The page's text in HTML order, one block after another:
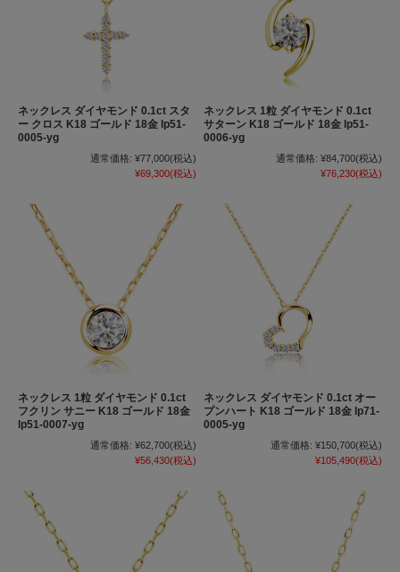
ネックレス ダイヤモンド 0.1ct スタ
ー クロス K18 ゴールド 18金 lp51-
0005-yg
通常価格: ¥77,000(税込)
¥69,300(税込)
ネックレス 1粒 ダイヤモンド 0.1ct
サターン K18 ゴールド 18金 lp51-
0006-yg
通常価格: ¥84,700(税込)
¥76,230(税込)
ネックレス 1粒 ダイヤモンド 0.1ct
フクリン サニー K18 ゴールド 18金
lp51-0007-yg
通常価格: ¥62,700(税込)
¥56,430(税込)
ネックレス ダイヤモンド 0.1ct オー
プンハート K18 ゴールド 18金 lp71-
0005-yg
通常価格: ¥150,700(税込)
¥105,490(税込)